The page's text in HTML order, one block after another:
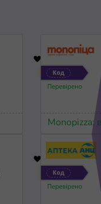
Monopizza: